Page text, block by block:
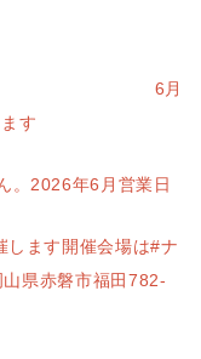
トランチ 6月
す
。2026年6月営業日
します開催会場は#ナ
県赤磐市福田782-